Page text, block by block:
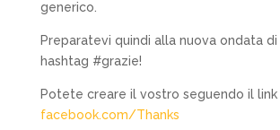
generico.
Preparatevi quindi alla nuova ondata
hashtag #grazie!
Potete creare il vostro seguendo il link
facebook.com/Thanks